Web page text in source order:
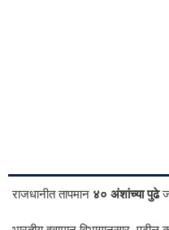
राजधानीत तापमान ४० अंशांच्या पुढे